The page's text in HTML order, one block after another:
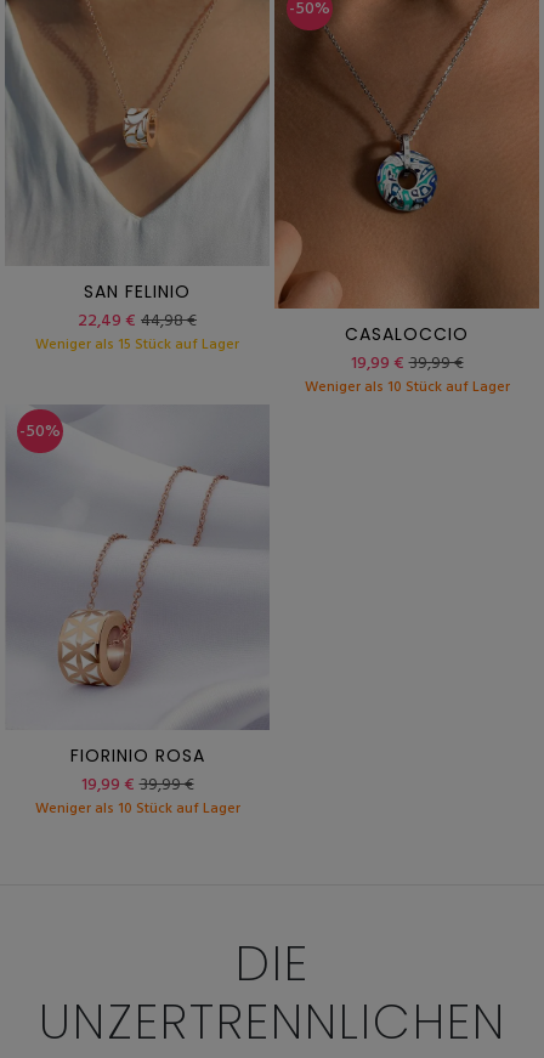
SAN FELINIO
22,49 € 44,98 €
Weniger als 15 Stück auf Lager
-50%
CASALOCCIO
19,99 €39,99 €
Weniger als 10 Stück auf Lager
-50%
FIORINIO ROSA
19,99 €39,99 €
Weniger als 10 Stück auf Lager
DIE
UNZERTRENNLICHEN